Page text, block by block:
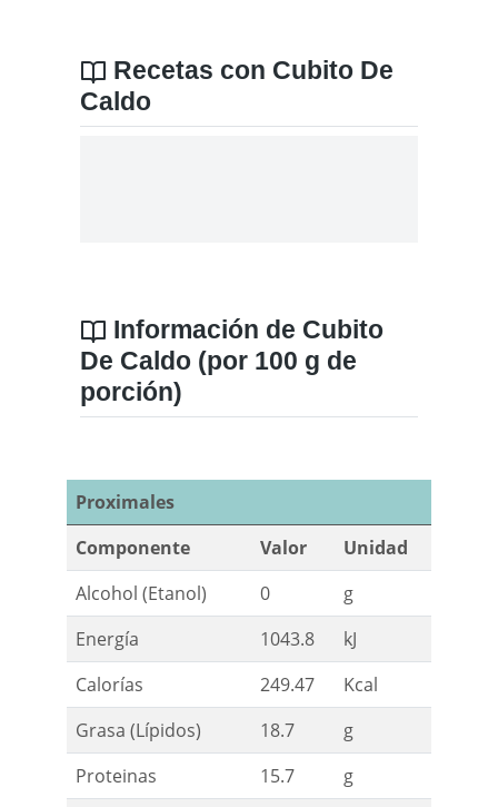
Recetas con Cubito De
Caldo
Información de Cubito
De Caldo (por 100 g de
porción)
Proximales
Componente
Valor
Unidad
Alcohol (Etanol)
0
g
Energía
1043.8
kJ
Calorías
249.47
Kcal
Grasa (Lípidos)
18.7
g
Proteinas
15.7
g